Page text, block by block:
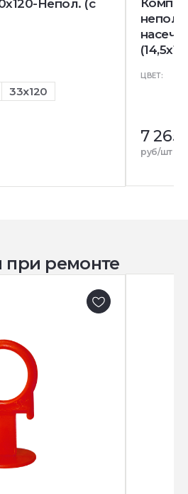
Непол. (с
33x120
непол.
ЦВЕТ:
7 265
руб/шт
при ремонте